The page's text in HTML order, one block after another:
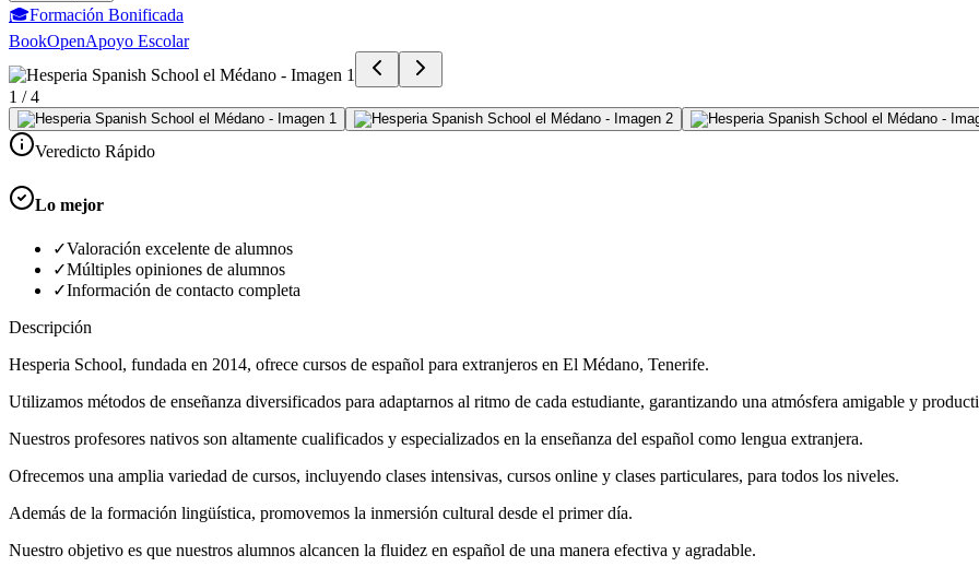
🎓Formación Bonificada
BookOpenApoyo Escolar
1 /4
Veredicto Rápido
Lo mejor
✓Valoración excelente de alumnos
✓Múltiples opiniones de alumnos
✓Información de contacto completa
Descripción
Hesperia School, fundada en 2014, ofrece cursos de español para extranjeros en El Médano, Tenerife.
Utilizamos métodos de enseñanza diversificados para adaptarnos al ritmo de cada estudiante, garantizando una atmósfera amigable y
Nuestros profesores nativos son altamente cualificados y especializados en la enseñanza del español como lengua extranjera.
Ofrecemos una amplia variedad de cursos, incluyendo clases intensivas, cursos online y clases particulares, para todos los niveles.
Además de la formación lingüística, promovemos la inmersión cultural desde el primer día.
Nuestro objetivo es que nuestros alumnos alcancen la fluidez en español de una manera efectiva y agradable.